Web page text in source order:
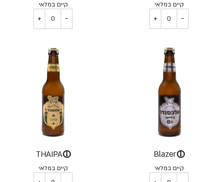
קיים במלאי קיים במלאי
Blazerⓘ
קיים במלאי
THAIPAⓘ
קיים במלאי